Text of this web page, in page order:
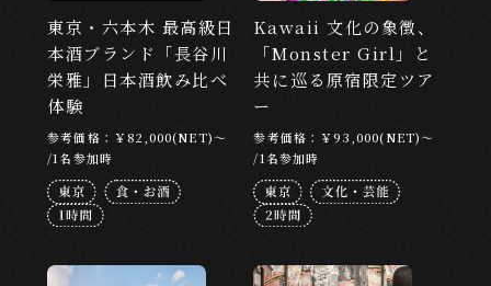
東京・六本木 最高級日
本酒ブランド「長谷川
栄雅」日本酒飲み比べ
体験
参考価格：￥82,000(NET)～
/1名参加時
Kawaii 文化の象徴、
「Monster Girl」と
共に巡る原宿限定ツア
ー
参考価格：￥93,000(NET)～
/1名参加時